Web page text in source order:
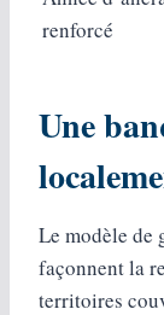
renforcé
Une
Le modèle de
façonnent la
territoires